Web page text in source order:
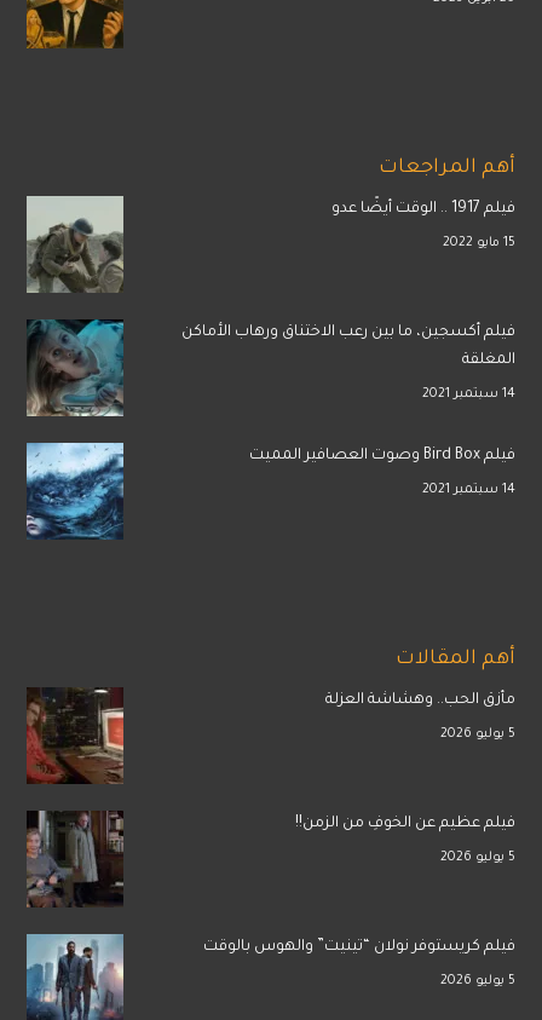
أهم المراجعات
فيلم 1917 .. الوقت أيضًا عدو
15 مايو 2022
فيلم أكسجين، ما بين رعب الاختناق ورهاب الأماكن
المغلقة
14 سبتمبر 2021
فيلم Bird Box وصوت العصافير المميت
14 سبتمبر 2021
أهم المقالات
مأزق الحب.. وهشاشة العزلة
5 يوليو 2026
فيلم عظيم عن الخوفِ من الزمن!!
5 يوليو 2026
فيلم كريستوفر نولان “تينيت” والهوس بالوقت
5 يوليو 2026